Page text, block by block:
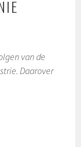
van de
Daarover